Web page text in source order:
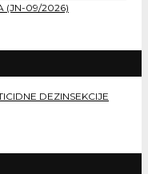
(JN-09/2026)
DEZINSEKCIJE